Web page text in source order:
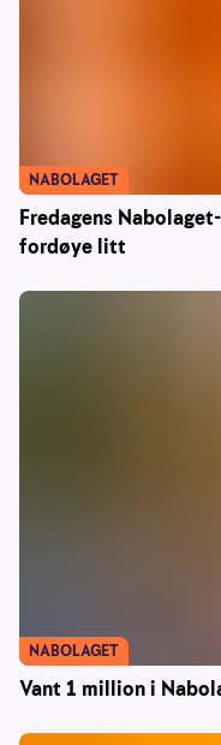
Fredagens
fordøye litt
NABOLAGET
Vant 1 million i
NABOLAGET